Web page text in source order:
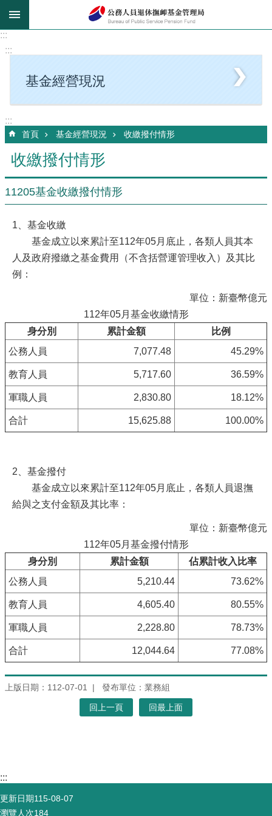
跳到主要內容區塊
:::
:::
基金經營現況
:::
首頁 基金經營現況 收繳撥付情形
收繳撥付情形
11205基金收繳撥付情形
1、基金收繳
基金成立以來累計至112年05月底止，各類人員其本
人及政府撥繳之基金費用（不含括營運管理收入）及其比
例：
單位：新臺幣億元
112年05月基金收繳情形
身分別
累計金額
比例
公務人員
7,077.48 45.29%
教育人員 5,717.60 36.59%
軍職人員 2,830.80 18.12%
合計 15,625.88 100.00%
2、基金撥付
基金成立以來累計至112年05月底止，各類人員退撫
給與之支付金額及其比率：
單位：新臺幣億元
112年05月基金撥付情形
身分別
累計金額
佔累計收入比率
公務人員
5,210.44 73.62%
教育人員 4,605.40 80.55%
軍職人員 2,228.80 78.73%
合計 12,044.64 77.08%
上版日期：112-07-01 發布單位：業務組
回上一頁 回最上面
:::
更新日期115-08-07
瀏覽人次184